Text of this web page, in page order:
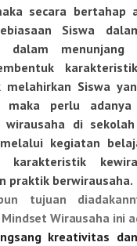
secara bertahap
Siswa
dalam menunjang
melahirkan Siswa
maka perlu adanya
wirausaha di
kegiatan
karakteristik
praktik berwirausaha.
tujuan
Wirausaha ini
kreativitas